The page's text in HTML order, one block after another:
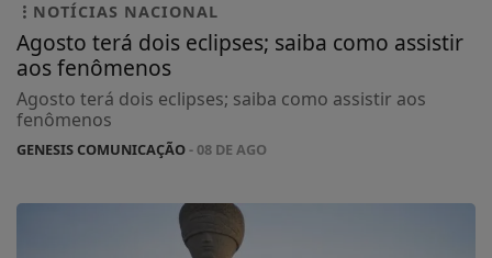
NOTÍCIAS NACIONAL
Agosto terá dois eclipses; saiba como assistir
aos fenômenos
Agosto terá dois eclipses; saiba como assistir aos
fenômenos
GENESIS COMUNICAÇÃO- 08 DE AGO